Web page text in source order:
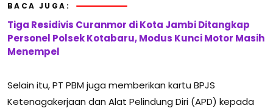
BACA JUGA:
Tiga Residivis Curanmor di Kota Jambi Ditangkap
Personel Polsek Kotabaru, Modus Kunci Motor Masih
Menempel
Selain itu, PT PBM juga memberikan kartu BPJS
Ketenagakerjaan dan Alat Pelindung Diri (APD) kepada